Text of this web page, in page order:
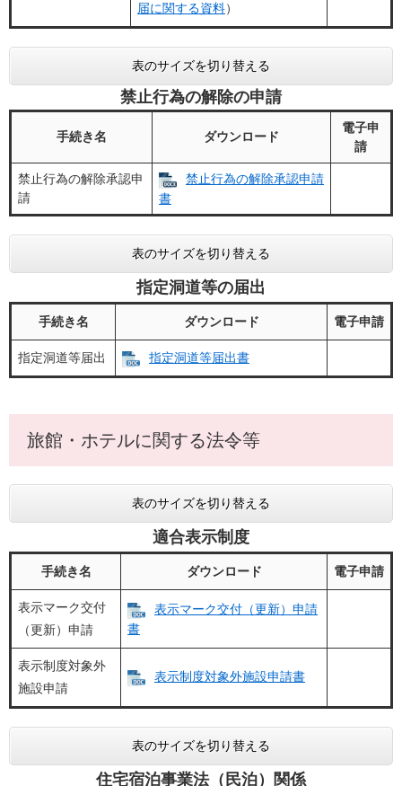
届に関する資料）
表のサイズを切り替える
禁止行為の解除の申請
手続き名 ダウンロード
電子申
請
禁止行為の解除承認申
請
禁止行為の解除承認申請
書​
表のサイズを切り替える
指定洞道等の届出
手続き名 ダウンロード 電子申請
指定洞道等届出 指定洞道等届出書​
旅館・ホテルに関する法令等
表のサイズを切り替える
適合表示制度
手続き名 ダウンロード 電子申請
表示マーク交付
（更新）申請
表示マーク交付（更新）申請
書
表示制度対象外
施設申請
表示制度対象外施設申請書
表のサイズを切り替える
住宅宿泊事業法（民泊）関係